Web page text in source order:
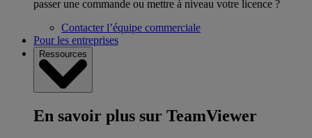
passer une commande ou mettre à niveau votre licence ?
Contacter l’équipe commerciale
Pour les entreprises
Ressources
En savoir plus sur TeamViewer